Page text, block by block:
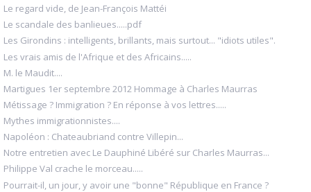
Le regard vide, de Jean-François Mattéi
Le scandale des banlieues.....pdf
Les Girondins : intelligents, brillants, mais surtout... "idiots utiles".
Les vrais amis de l'Afrique et des Africains.....
M. le Maudit....
Martigues 1er septembre 2012 Hommage à Charles Maurras
Métissage ? Immigration ? En réponse à vos lettres.....
Mythes immigrationnistes....
Napoléon : Chateaubriand contre Villepin...
Notre entretien avec Le Dauphiné Libéré sur Charles Maurras...
Philippe Val crache le morceau.....
Pourrait-il, un jour, y avoir une "bonne" République en France ?